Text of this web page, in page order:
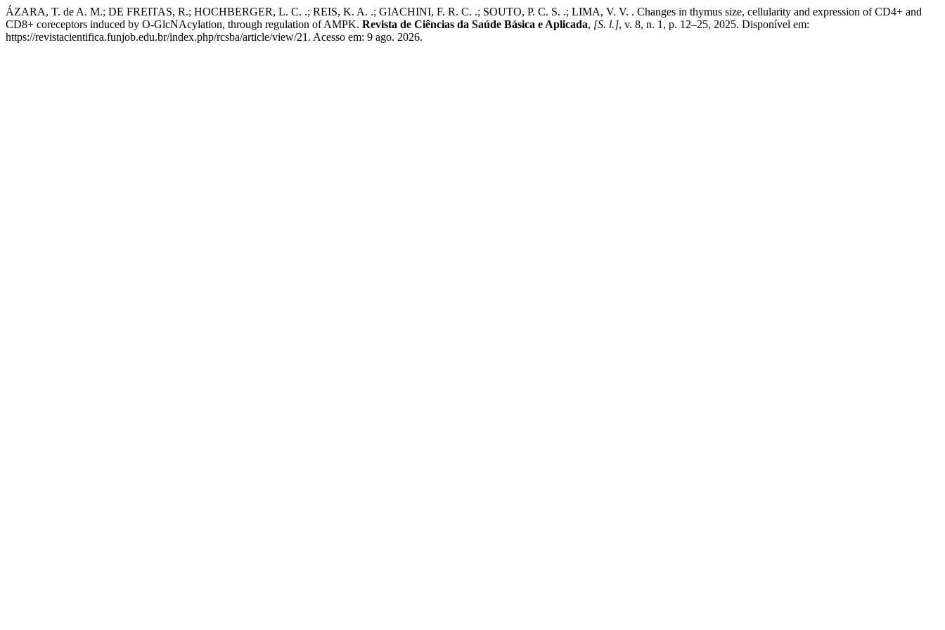
ÁZARA, T. de A. M.; DE FREITAS, R.; HOCHBERGER, L. C. .; REIS, K. A. .; GIACHINI, F. R. C. .; SOUTO, P. C. S. .; LIMA, V. V. . Changes in thymus size, cellularity and expression of CD4+ and
CD8+ coreceptors induced by O-GlcNAcylation, through regulation of AMPK. Revista de Ciências da Saúde Básica e Aplicada, [S. l.], v. 8, n. 1, p. 12–25, 2025. Disponível em:
https://revistacientifica.funjob.edu.br/index.php/rcsba/article/view/21. Acesso em: 9 ago. 2026.